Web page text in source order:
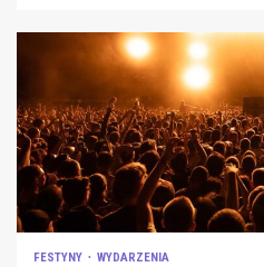
FESTYNY WYDARZENIA